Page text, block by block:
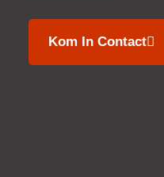
Kom In Contact